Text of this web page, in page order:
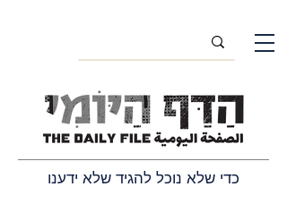
כדי שלא נוכל להגיד שלא ידענו